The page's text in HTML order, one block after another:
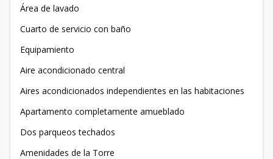
Área de lavado
Cuarto de servicio con baño
Equipamiento
Aire acondicionado central
Aires acondicionados independientes en las habitaciones
Apartamento completamente amueblado
Dos parqueos techados
Amenidades de la Torre